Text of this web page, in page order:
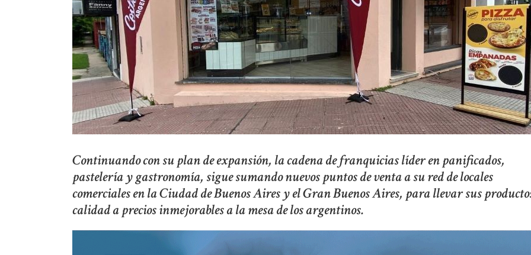
Continuando con su plan de expansión, la cadena de franquicias líder en panificados,
pastelería y gastronomía, sigue sumando nuevos puntos de venta a su red de locales
comerciales en la Ciudad de Buenos Aires y el Gran Buenos Aires, para llevar sus
calidad a precios inmejorables a la mesa de los argentinos.